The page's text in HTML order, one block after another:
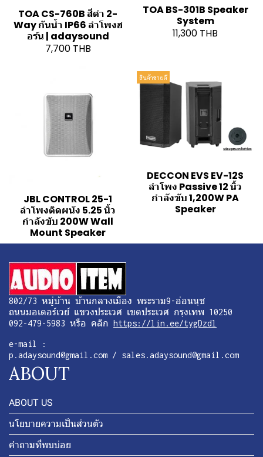
TOA CS-760B สีดำ 2-
Way กันน้ำ IP66 ลำโพงฮ
อร์น | adaysound
7,700 THB
TOA BS-301B Speaker
System
11,300 THB
JBL CONTROL 25-1
ลำโพงติดผนัง 5.25 นิ้ว
กำลังขับ 200W Wall
Mount Speaker
สินค้าขายดี
DECCON EVS EV-12S
ลำโพง Passive 12 นิ้ว
กำลังขับ 1,200W PA
Speaker
802/73 หมู่บ้าน บ้านกลางเมือง พระราม9-อ่อนนุช
ถนนมอเตอร์เวย์ แขวงประเวศ เขตประเวศ กรุงเทพ 10250
092-479-5983 หรือ คลิก https://lin.ee/tygDzdl
e-mail :
p.adaysound@gmail.com / sales.adaysound@gmail.com
ABOUT
ABOUT US
นโยบายความเป็นส่วนตัว
คำถามที่พบบ่อย